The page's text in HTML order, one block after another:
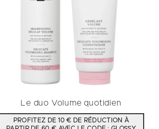
Le duo Volume quotidien
PROFITEZ DE 10 € DE RÉDUCTION À